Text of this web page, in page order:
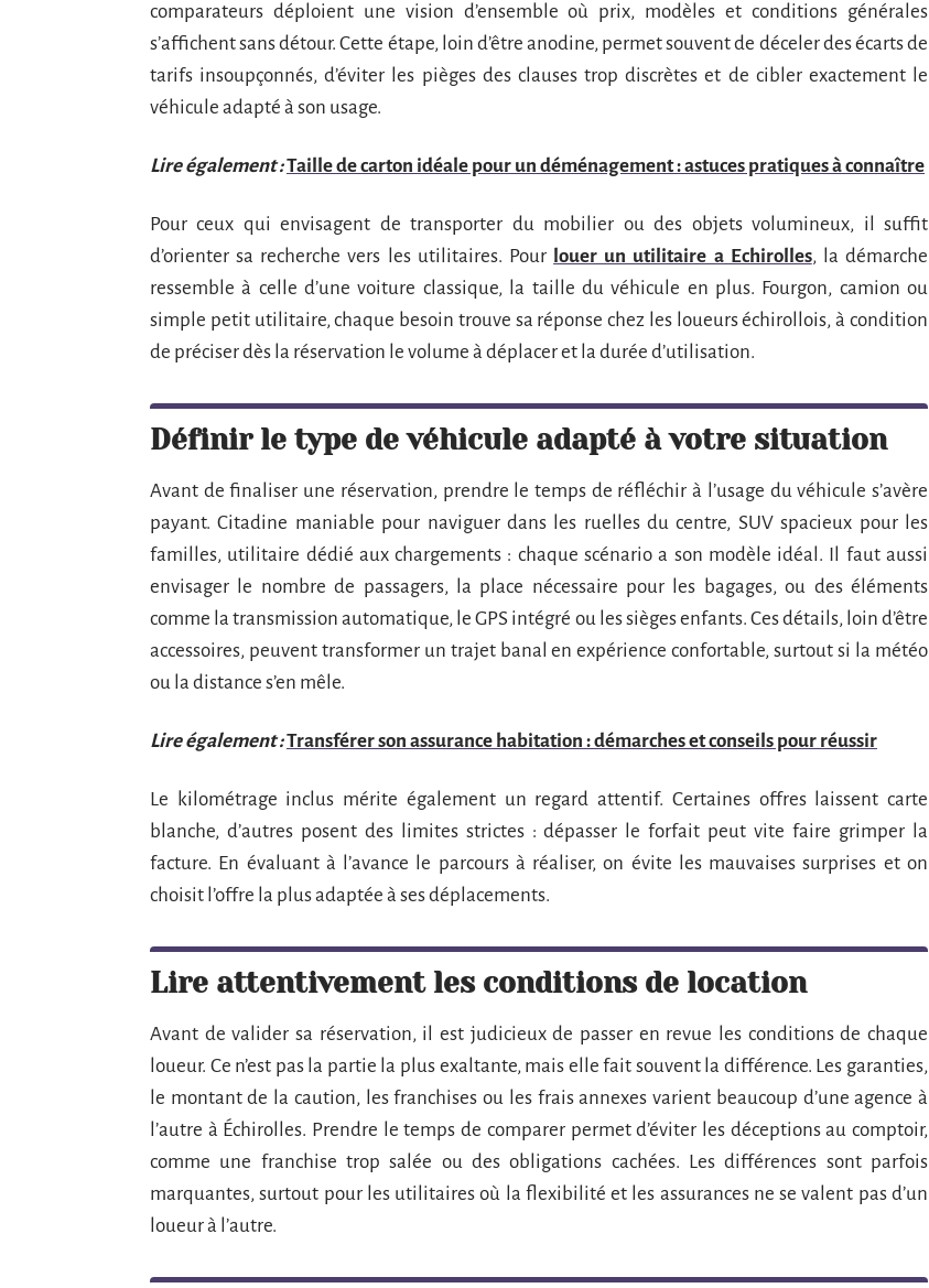
comparateurs déploient une vision d’ensemble où prix, modèles et conditions générales
s’affichent sans détour. Cette étape, loin d’être anodine, permet souvent de déceler des écarts de
tarifs insoupçonnés, d’éviter les pièges des clauses trop discrètes et de cibler exactement le
véhicule adapté à son usage.
Lire également :Taille de carton idéale pour un déménagement : astuces pratiques à connaître
Pour ceux qui envisagent de transporter du mobilier ou des objets volumineux, il suffit
d’orienter sa recherche vers les utilitaires. Pour louer un utilitaire a Echirolles, la démarche
ressemble à celle d’une voiture classique, la taille du véhicule en plus. Fourgon, camion ou
simple petit utilitaire, chaque besoin trouve sa réponse chez les loueurs échirollois, à condition
de préciser dès la réservation le volume à déplacer et la durée d’utilisation.
Définir le type de véhicule adapté à votre situation
Avant de finaliser une réservation, prendre le temps de réfléchir à l’usage du véhicule s’avère
payant. Citadine maniable pour naviguer dans les ruelles du centre, SUV spacieux pour les
familles, utilitaire dédié aux chargements : chaque scénario a son modèle idéal. Il faut aussi
envisager le nombre de passagers, la place nécessaire pour les bagages, ou des éléments
comme la transmission automatique, le GPS intégré ou les sièges enfants. Ces détails, loin d’être
accessoires, peuvent transformer un trajet banal en expérience confortable, surtout si la météo
ou la distance s’en mêle.
Lire également :Transférer son assurance habitation : démarches et conseils pour réussir
Le kilométrage inclus mérite également un regard attentif. Certaines offres laissent carte
blanche, d’autres posent des limites strictes : dépasser le forfait peut vite faire grimper la
facture. En évaluant à l’avance le parcours à réaliser, on évite les mauvaises surprises et on
choisit l’offre la plus adaptée à ses déplacements.
Lire attentivement les conditions de location
Avant de valider sa réservation, il est judicieux de passer en revue les conditions de chaque
loueur. Ce n’est pas la partie la plus exaltante, mais elle fait souvent la différence. Les garanties,
le montant de la caution, les franchises ou les frais annexes varient beaucoup d’une agence à
l’autre à Échirolles. Prendre le temps de comparer permet d’éviter les déceptions au comptoir,
comme une franchise trop salée ou des obligations cachées. Les différences sont parfois
marquantes, surtout pour les utilitaires où la flexibilité et les assurances ne se valent pas d’un
loueur à l’autre.